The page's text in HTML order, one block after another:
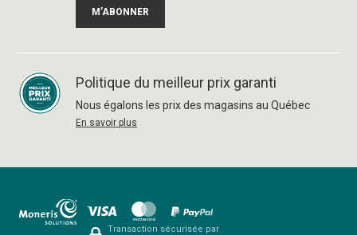
M’ABONNER
Politique du meilleur prix garanti
Nous égalons les prix des magasins au Québec
En savoir plus
Transaction sécurisée par